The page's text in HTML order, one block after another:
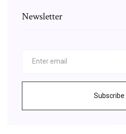
Newsletter
Subscribe